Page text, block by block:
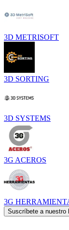
3D METRISOFT
3D SORTING
3D SYSTEMS
3G ACEROS
3G
Suscríbete a nuestro